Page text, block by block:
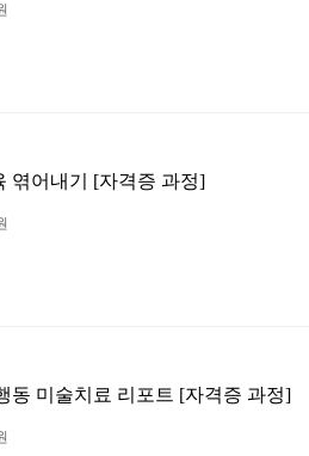
엮어내기 [자격증 과정]
동 미술치료 리포트 [자격증 과정]